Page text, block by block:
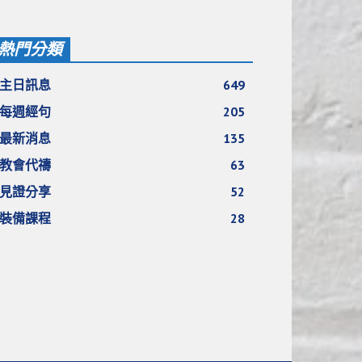
門分類
主日訊息
649
每週經句
205
最新消息
135
教會代禱
63
見證分享
52
裝備課程
28